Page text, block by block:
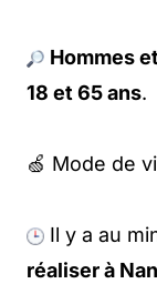
Hommes
18 et 65 ans.
🍏 Mode de
Il y a au
réaliser à